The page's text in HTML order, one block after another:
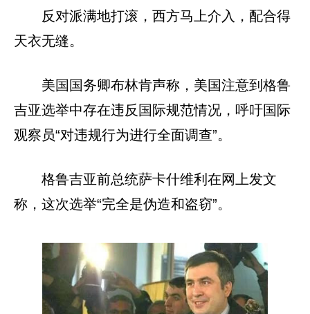
反对派满地打滚，西方马上介入，配合得
天衣无缝。
美国国务卿布林肯声称，美国注意到格鲁
吉亚选举中存在违反国际规范情况，呼吁国际
观察员“对违规行为进行全面调查”。
格鲁吉亚前总统萨卡什维利在网上发文
称，这次选举“完全是伪造和盗窃”。